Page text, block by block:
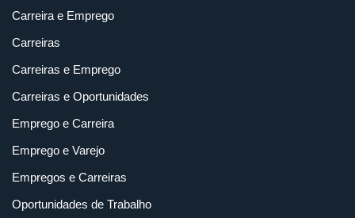
Carreira e Emprego
Carreiras
Carreiras e Emprego
Carreiras e Oportunidades
Emprego e Carreira
Emprego e Varejo
Empregos e Carreiras
Oportunidades de Trabalho